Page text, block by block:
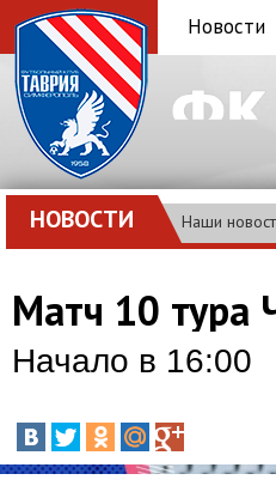
Новости
НОВОСТИ Наши
Матч 10 тура
Начало в 16:00